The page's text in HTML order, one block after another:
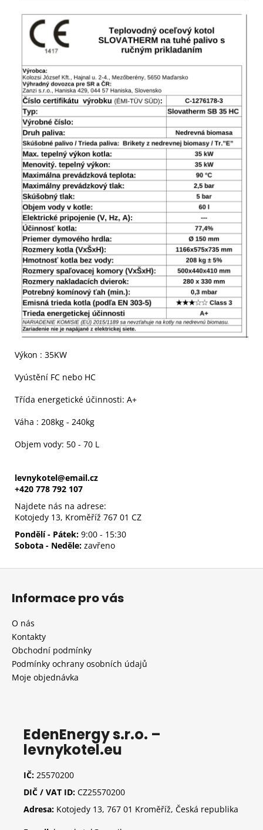
Výkon : 35KW
Vyústění FC nebo HC
Třída energetické účinnosti: A+
Váha : 208kg - 240kg
Objem vody: 50 - 70 L
levnykotel@email.cz
+420 778 792 107
Najdete nás na adrese:
Kotojedy 13, Kroměříž 767 01 CZ
Pondělí - Pátek: 9:00 - 15:30
Sobota - Neděle: zavřeno
Informace pro vás
O nás
Kontakty
Obchodní podmínky
Podmínky ochrany osobních údajů
Moje objednávka
EdenEnergy s.r.o. –
levnykotel.eu
IČ: 25570200
DIČ / VAT ID: CZ25570200
Adresa: Kotojedy 13, 767 01 Kroměříž, Česká republika